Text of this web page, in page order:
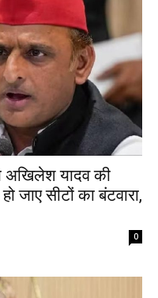
अखिलेश यादव की
जाए सीटों का बंटवारा,
0